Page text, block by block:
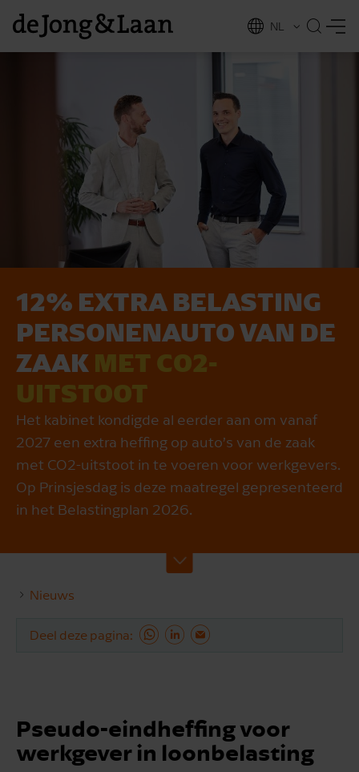
NL
12% EXTRA BELASTING
PERSONEN­AUTO VAN DE
ZAAK MET CO2-
UITSTOOT
Het kabinet kondigde al eerder aan om vanaf
2027 een extra heffing op auto’s van de zaak
met CO2-uitstoot in te voeren voor werkgevers.
Op Prinsjesdag is deze maatregel gepresenteerd
in het Belastingplan 2026.
Nieuws
Deel deze pagina
Pseudo-eindheffing voor
werkgever in loonbelasting